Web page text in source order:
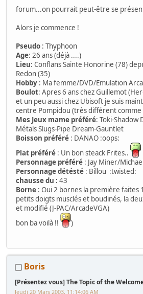
forum...on pourrait peut-être se
Alors je commence !
Pseudo : Thyphoon
Age: 26 ans (déjà ....)
Lieu: Conflans Sainte Honorine (78)
Redon (35)
Hobby : Ma femme/DVD/Emulation
Boulot: Apres 6 ans chez Guillemot
et un peu aussi chez Ubisoft je suis
centre Pompidou (très différent
Mes Jeux mame préféré: Toki-Shadow
Métals Slugs-Pipe Dream-Gauntlet
Boisson préféré : DANAO :oops:
Plat préféré : Un bon steack Frites..
Personnage préféré : Jay Miner/
Personnage détésté : Billou :twisted:
chausse du : 43
Borne : Oui 2 bornes la première faites
petits doigts musclés et boudinés, la
et modifié (J-PAC/ArcadeVGA)
bon ba voilà !!
)
Boris
[Présentez vous] The Topic of the
Jeudi 20 Mars 2003, 11:14:06 AM